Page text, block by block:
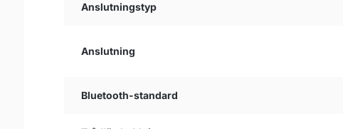
Anslutningstyp
Anslutning
Bluetooth-standard